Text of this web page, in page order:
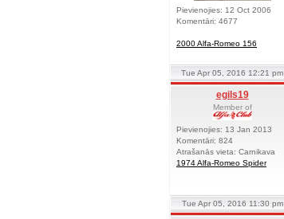
Pievienojies: 12 Oct 2006
Komentāri: 4677
2000 Alfa-Romeo 156
Tue Apr 05, 2016 12:21 pm
egils19
Member of
Pievienojies: 13 Jan 2013
Komentāri: 824
Atrašanās vieta: Carnikava
1974 Alfa-Romeo Spider
Tue Apr 05, 2016 11:30 pm